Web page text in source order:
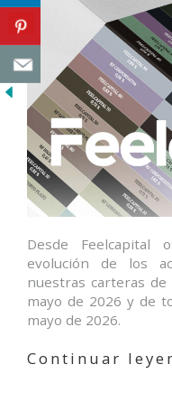
Desde Feelcapital
evolución de los
nuestras carteras
mayo de 2026 y de
mayo de 2026.
Continuar